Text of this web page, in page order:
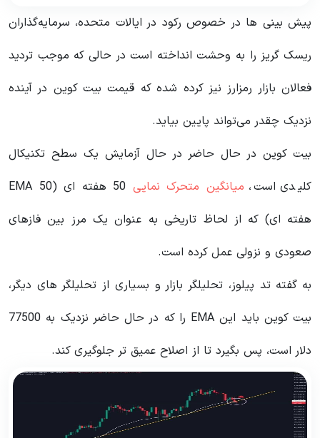
پیش بینی ها در خصوص رکود در ایالات متحده، سرمایه‌گذاران
ریسک گریز را به وحشت انداخته است در حالی که موجب تردید
فعالان بازار رمزارز نیز کرده شده که قیمت بیت‌ کوین در آینده
نزدیک چقدر می‌تواند پایین بیاید.
بیت کوین در حال حاضر در حال آزمایش یک سطح تکنیکال
کلیدی است، میانگین متحرک نمایی
50 هفته ای (EMA 50
هفته ای) که از لحاظ تاریخی به عنوان یک مرز بین فازهای
صعودی و نزولی عمل کرده است.
به گفته تد پیلوز، تحلیلگر بازار و بسیاری از تحلیلگر های دیگر،
بیت کوین باید این EMA را که در حال حاضر نزدیک به 77500
دلار است، پس بگیرد تا از اصلاح عمیق تر جلوگیری کند.